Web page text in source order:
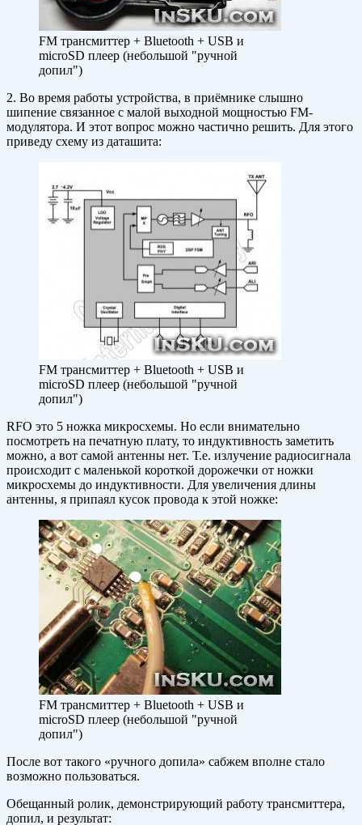
FM трансмиттер + Bluetooth + USB и
microSD плеер (небольшой "ручной
допил")
2. Во время работы устройства, в приёмнике слышно
шипение связанное с малой выходной мощностью FM-
модулятора. И этот вопрос можно частично решить. Для этого
приведу схему из даташита:
FM трансмиттер + Bluetooth + USB и
microSD плеер (небольшой "ручной
допил")
RFO это 5 ножка микросхемы. Но если внимательно
посмотреть на печатную плату, то индуктивность заметить
можно, а вот самой антенны нет. Т.е. излучение радиосигнала
происходит с маленькой короткой дорожечки от ножки
микросхемы до индуктивности. Для увеличения длины
антенны, я припаял кусок провода к этой ножке:
FM трансмиттер + Bluetooth + USB и
microSD плеер (небольшой "ручной
допил")
После вот такого «ручного допила» сабжем вполне стало
возможно пользоваться.
Обещанный ролик, демонстрирующий работу трансмиттера,
допил, и результат: